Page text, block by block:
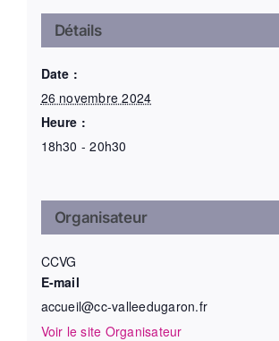
Détails
Date :
26 novembre 2024
Heure :
18h30 - 20h30
Organisateur
CCVG
E-mail
accueil@cc-valleedugaron.fr
Voir le site Organisateur